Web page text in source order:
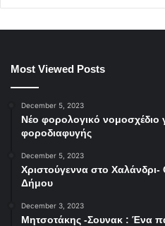
Most Viewed Posts
December 5, 2023
Νέο φορολογικό νομοσχέδιο
φοροδιαφυγής
December 5, 2023
Χριστούγεννα στο Χαλάνδρι-
Δήμου
December 3, 2023
Μητσοτάκης -Σουνακ : Ένα